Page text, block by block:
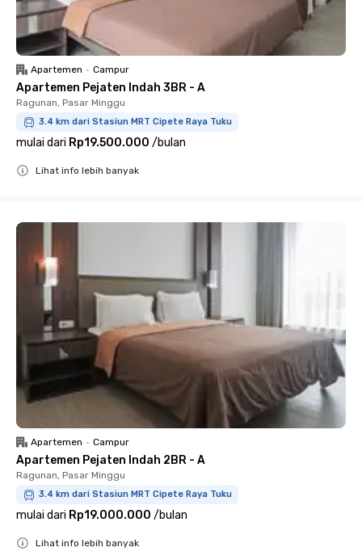
Apartemen • Campur
Apartemen Pejaten Indah 3BR - A
Ragunan, Pasar Minggu
3.4 km dari Stasiun MRT Cipete Raya Tuku
mulai dari Rp19.500.000 /bulan
Lihat info lebih banyak
Apartemen • Campur
Apartemen Pejaten Indah 2BR - A
Ragunan, Pasar Minggu
3.4 km dari Stasiun MRT Cipete Raya Tuku
mulai dari Rp19.000.000 /bulan
Lihat info lebih banyak